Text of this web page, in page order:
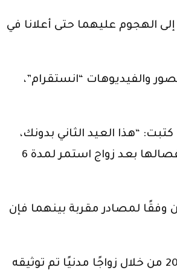
الهجوم عليهما حتى أعلانا في
والفيديوهات “انستقرام”،
اشتياقها لزوجها، حيث كتبت: “هذا العيد الثاني بدونك،
صعبة، الله لا يضيع لك تعب وترجع بالسلامة بو يوسف”، وذلك يوم وقفة عرفات، ليأتي أول أيام عيد الأضحى المبارك وتعلن انفصالها بعد زواج استمر لمدة 6
وفقًا لمصادر مقربة بينهما فإن
واحتفلت الفنانة المسيحية ليلى إسكندر التي تحمل الجنسية اللبنانية بزواجها من الفنان السعودي يعقوب الفرحان في عام 2012 من خلال زواجًا مدنيًا تم توثيقه